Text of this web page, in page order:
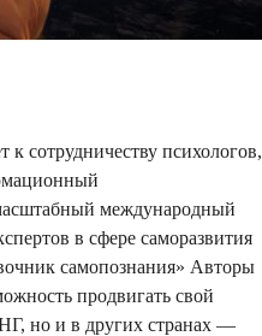
сотрудничеству психологов,
международный
в сфере саморазвития
самопознания» Авторы
продвигать свой
но и в других странах —